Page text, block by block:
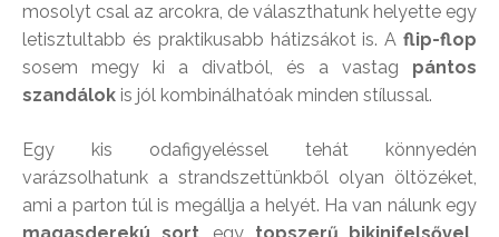
mosolyt csal az arcokra, de választhatunk helyette egy
letisztultabb és praktikusabb hátizsákot is. A flip-flop
sosem megy ki a divatból, és a vastag pántos
szandálok is jól kombinálhatóak minden stílussal.
Egy kis odafigyeléssel tehát könnyedén
varázsolhatunk a strandszettünkből olyan öltözéket,
ami a parton túl is megállja a helyét. Ha van nálunk egy